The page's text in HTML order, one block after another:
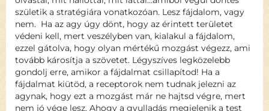
születik a stratégiára vonatkozóan. Lesz fájdalom, vagy
nem. Ha az agy úgy dönt, hogy az érintett területet
védeni kell, mert veszélyben van, kialakul a fájdalom,
ezzel gátolva, hogy olyan mértékű mozgást végezz, ami
tovább károsítja a szövetet. Légyszíves legközelebb
gondolj erre, amikor a fájdalmat csillapítod! Ha a
fájdalmat kiütöd, a receptorok nem tudnak jelezni az
agynak, hogy ezt a mozgást már ne hajtsd végre, mert
nem jó vége lesz. Ahogy a gyulladás megjelenik a test